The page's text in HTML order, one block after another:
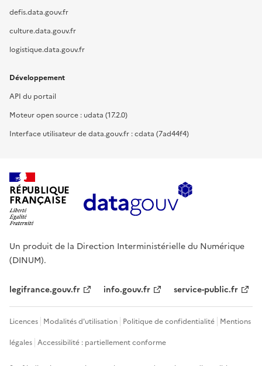
defis.data.gouv.fr
culture.data.gouv.fr
logistique.data.gouv.fr
Développement
API du portail
Moteur open source : udata (17.2.0)
Interface utilisateur de data.gouv.fr : cdata (7ad44f4)
RÉPUBLIQUE
FRANÇAISE
Un produit de la Direction Interministérielle du Numérique
(DINUM).
legifrance.gouv.fr info.gouv.fr service-public.fr
Licences Modalités d'utilisation Politique de confidentialité Mentions
légales Accessibilité : partiellement conforme